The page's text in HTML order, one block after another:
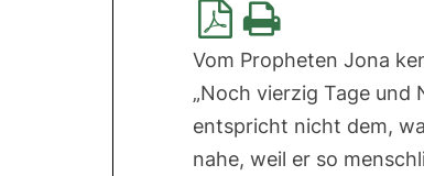
Vom Propheten Jona
„Noch vierzig Tage und
entspricht nicht dem,
nahe, weil er so